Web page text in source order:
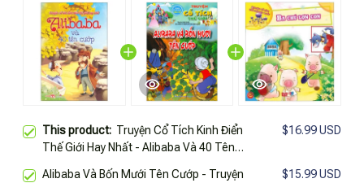
This product: Truyện Cổ Tích Kinh Điển
Thế Giới Hay Nhất - Alibaba Và 40 Tên
$16.99 USD
Alibaba Và Bốn Mưới Tên Cướp - Truyện
$15.99 USD